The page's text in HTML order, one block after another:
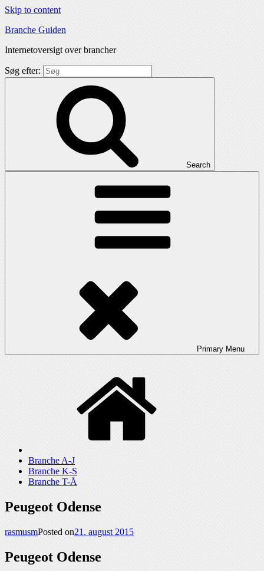
Skip to content
Branche Guiden
Internetoversigt over brancher
Søg efter:
Search
Primary Menu
Branche A-J
Branche K-S
Branche T-Å
Peugeot Odense
rasmusmPosted on21. august 2015
Peugeot Odense